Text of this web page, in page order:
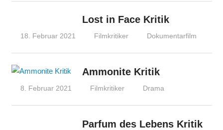
Lost in Face Kritik
18. Februar 2021 Filmkritiker Dokumentarfilm
Ammonite Kritik
8. Februar 2021 Filmkritiker Drama
Parfum des Lebens Kritik